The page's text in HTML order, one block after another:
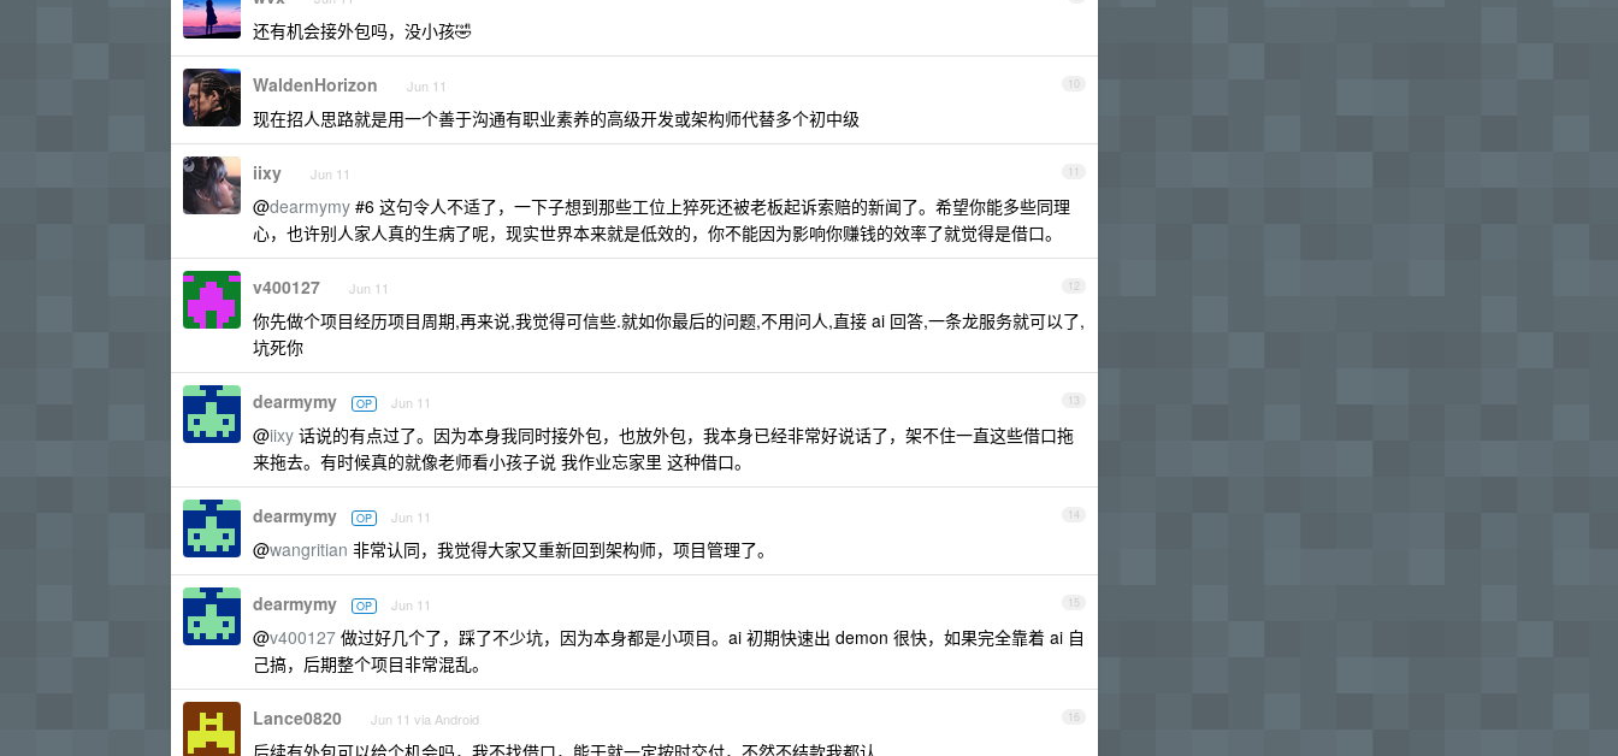
还有机会接外包吗，没小孩🤣
10
WaldenHorizon Jun 11
现在招人思路就是用一个善于沟通有职业素养的高级开发或架构师代替多个初中级
11
iixy Jun 11
@dearmymy #6 这句令人不适了，一下子想到那些工位上猝死还被老板起诉索赔的新闻了。希望你能多些同理
心，也许别人家人真的生病了呢，现实世界本来就是低效的，你不能因为影响你赚钱的效率了就觉得是借口。
12
v400127 Jun 11
你先做个项目经历项目周期,再来说,我觉得可信些.就如你最后的问题,不用问人,直接 ai 回答,一条龙服务就可以了,
坑死你
13
dearmymy OP Jun 11
@iixy 话说的有点过了。因为本身我同时接外包，也放外包，我本身已经非常好说话了，架不住一直这些借口拖
来拖去。有时候真的就像老师看小孩子说 我作业忘家里 这种借口。
14
dearmymy OP Jun 11
@wangritian 非常认同，我觉得大家又重新回到架构师，项目管理了。
15
dearmymy OP Jun 11
@v400127 做过好几个了，踩了不少坑，因为本身都是小项目。ai 初期快速出 demon 很快，如果完全靠着 ai 自
己搞，后期整个项目非常混乱。
16
Lance0820 Jun 11 via Android
后续有外包可以给个机会吗，我不找借口，能干就一定按时交付，不然不结款我都认